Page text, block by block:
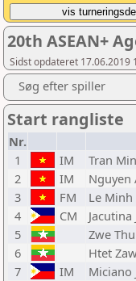
20th ASEAN+
Sidst opdateret 17.06.2019
Søg efter spiller
Start rangliste
Nr.
1
IM Tran
2
IM Nguyen
3
FM Le
4
CM
5
Zwe
6
Htet
7
IM Miciano